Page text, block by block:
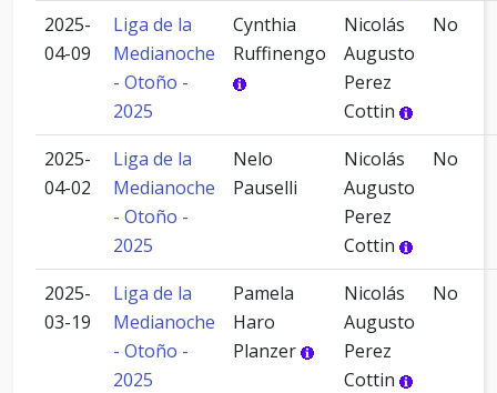
2025-
04-09
Liga de la
Medianoche
- Otoño -
2025
Cynthia
Ruffinengo
Nicolás
Augusto
Perez
Cottin
No
2025-
04-02
Liga de la
Medianoche
- Otoño -
2025
Nelo
Pauselli
Nicolás
Augusto
Perez
Cottin
No
2025-
03-19
Liga de la
Medianoche
- Otoño -
2025
Pamela
Haro
Planzer
Nicolás
Augusto
Perez
Cottin
No